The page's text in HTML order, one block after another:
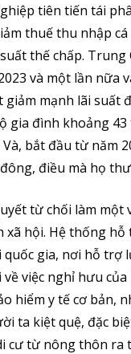
tiên tiến tái
thuế thu nhập
thế chấp.
và một lần
giảm mạnh lãi suất
gia đình khoảng
bắt đầu từ năm
điều mà họ
từ chối làm
xã hội. Hệ thống
quốc gia, nơi hỗ
về việc nghỉ hưu
hiểm y tế cơ bản,
ta kiệt quệ, đặc
từ nông thôn ra